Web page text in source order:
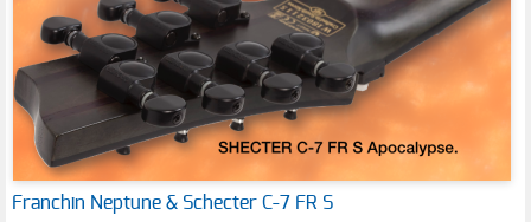
Franchin Neptune & Schecter C-7 FR S